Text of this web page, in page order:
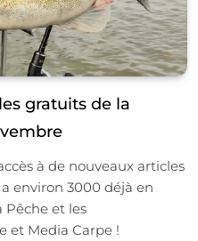
gratuits de la
à de nouveaux articles
environ 3000 déjà en
Pêche et les
et Media Carpe !